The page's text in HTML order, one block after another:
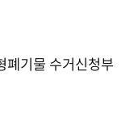
폐기물 수거신청부